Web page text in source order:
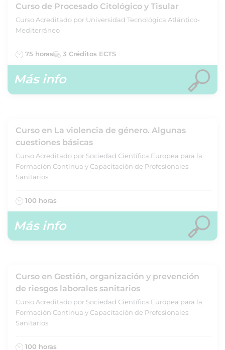
Curso de Procesado Citológico y Tisular
Curso Acreditado por Universidad Tecnológica Atlántico-
Mediterráneo
75 horas 3 Créditos ECTS
Más info
Curso en La violencia de género. Algunas
cuestiones básicas
Curso Acreditado por Sociedad Científica Europea para la
Formación Continua y Capacitación de Profesionales
Sanitarios
100 horas
Más info
Curso en Gestión, organización y prevención
de riesgos laborales sanitarios
Curso Acreditado por Sociedad Científica Europea para la
Formación Continua y Capacitación de Profesionales
Sanitarios
100 horas